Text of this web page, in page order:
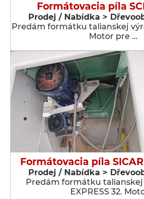
Formátovacia píla
Prodej / Nabídka >
Predám formátku talianskej
Motor pre …
Formátovacia píla SICAR
Prodej / Nabídka >
Predám formátku talianskej
EXPRESS 32.